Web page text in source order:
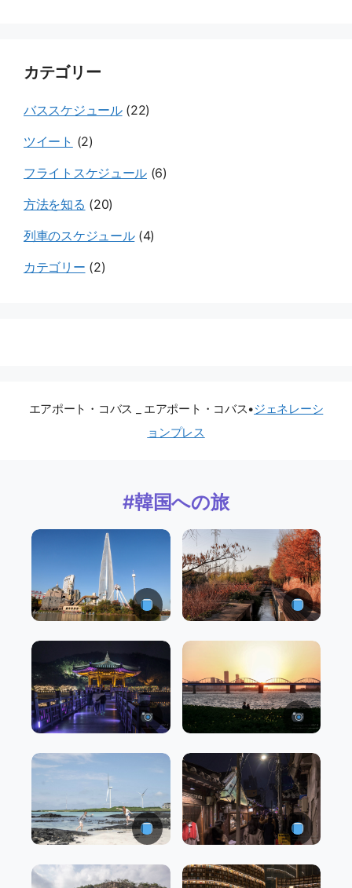
ェ
カテゴリー
バススケジュール(22)
ツイート (2)
フライトスケジュール (6)
方法を知る (20)
列車のスケジュール(4)
カテゴリー (2)
エアポート・コバス _ エアポート・コバス•ジェネレーシ
ョンプレス
#韓国への旅